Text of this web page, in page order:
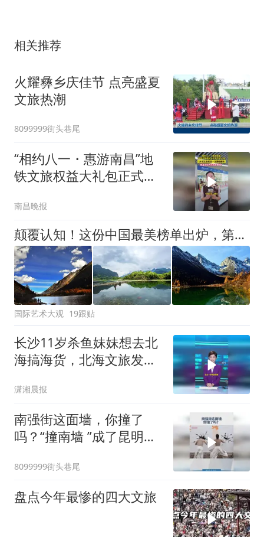
相关推荐
火耀彝乡庆佳节 点亮盛夏
文旅热潮
8099999街头巷尾
“相约八一・惠游南昌”地
铁文旅权益大礼包正式上
收藏卡
南昌晚报
颠覆认知！这份中国最美榜单出炉，第一名竟不是九寨沟？看完第一个我就坐不住了！
国际艺术大观 19跟贴
长沙11岁杀鱼妹妹想去北
海搞海货，北海文旅发来
子的快乐”
潇湘晨报
南强街这面墙，你撞了
吗？“撞南墙 ”成了昆明文
#爱游昆明 #有一种叫云
南的生活
8099999街头巷尾
盘点今年最惨的四大文旅